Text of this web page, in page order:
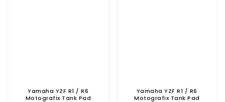
Yamaha YZF R1 / R6
Motografix Tank Pad
Yamaha YZF R1 / R6
Motografix Tank Pad